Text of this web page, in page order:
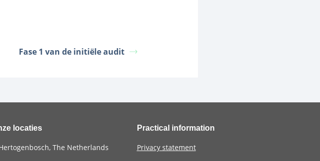
Fase 1 van de initiële audit
locaties
The Netherlands
Practical information
Privacy statement